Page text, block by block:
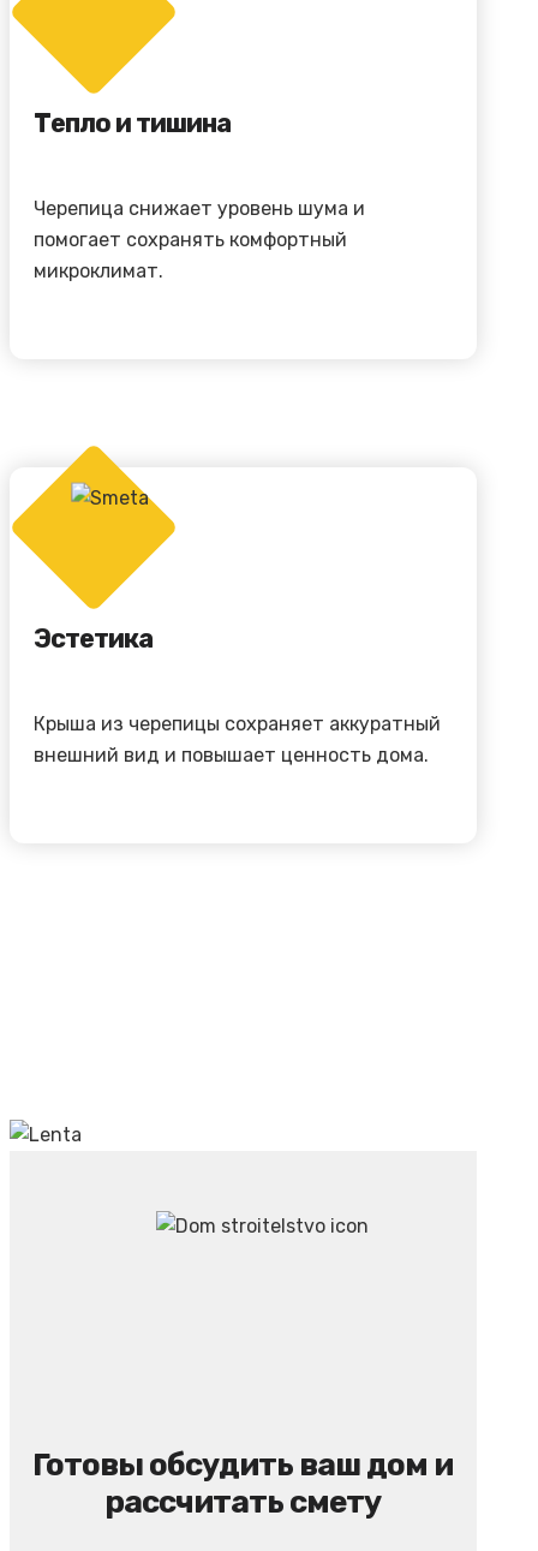
Тепло и тишина
Черепица снижает уровень шума и
помогает сохранять комфортный
микроклимат.
Эстетика
Крыша из черепицы сохраняет аккуратный
внешний вид и повышает ценность дома.
Готовы обсудить ваш дом и
рассчитать смету